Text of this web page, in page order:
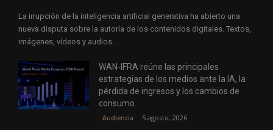
La irrupción de la inteligencia artificial generativa ha abierto una
nueva disputa sobre la autoría de los contenidos digitales. Textos,
imágenes, vídeos y audios...
WAN-IFRA reúne las principales
estrategias de los medios ante la IA, la
pérdida de ingresos y los cambios de
consumo
Audiencia 5 agosto, 2026